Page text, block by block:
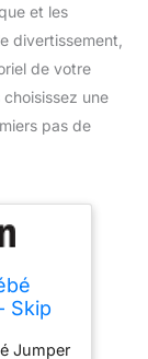
et les
divertissement,
de votre
une
pas de
Skip
Jumper